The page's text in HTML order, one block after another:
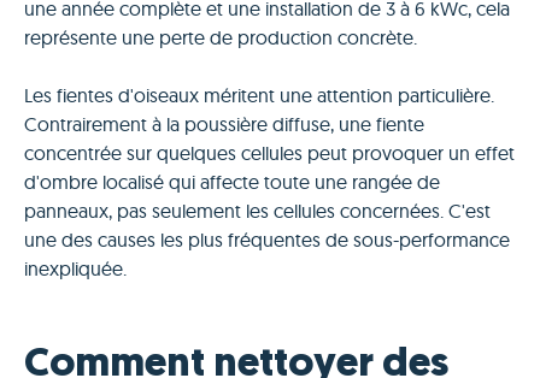
une année complète et une installation de 3 à 6 kWc, cela
représente une perte de production concrète.
Les fientes d'oiseaux méritent une attention particulière.
Contrairement à la poussière diffuse, une fiente
concentrée sur quelques cellules peut provoquer un effet
d'ombre localisé qui affecte toute une rangée de
panneaux, pas seulement les cellules concernées. C'est
une des causes les plus fréquentes de sous-performance
inexpliquée.
Comment nettoyer des